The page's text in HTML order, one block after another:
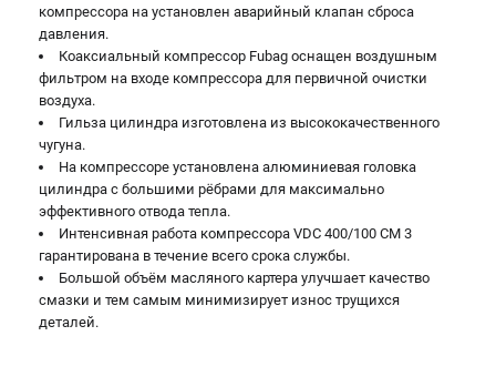
компрессора на установлен аварийный клапан сброса
давления.
Коаксиальный компрессор Fubag оснащен воздушным
фильтром на входе компрессора для первичной очистки
воздуха.
Гильза цилиндра изготовлена из высококачественного
чугуна.
На компрессоре установлена алюминиевая головка
цилиндра с большими рёбрами для максимально
эффективного отвода тепла.
Интенсивная работа компрессора VDC 400/100 CМ 3
гарантирована в течение всего срока службы.
Большой объём масляного картера улучшает качество
смазки и тем самым минимизирует износ трущихся
деталей.